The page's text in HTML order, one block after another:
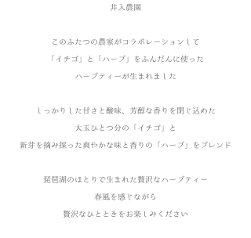
井入農園
このふたつの農家がコラボレーションして
「イチゴ」と「ハーブ」をふんだんに使った
ハーブティーが生まれました
しっかりした甘さと酸味、芳醇な香りを閉じ込めた
大玉ひとつ分の「イチゴ」と
新芽を摘み採った爽やかな味と香りの「ハーブ」をブレンド
琵琶湖のほとりで生まれた贅沢なハーブティー
春風を感じながら
​贅沢なひとときをお楽しみください